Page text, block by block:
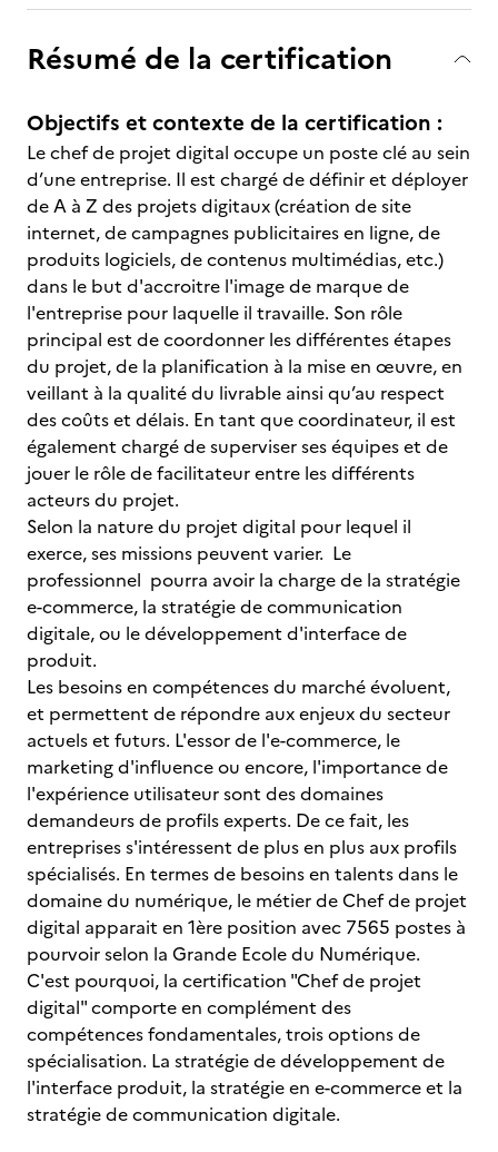
Résumé de la certification
Objectifs et contexte de la certification :
Le chef de projet digital occupe un poste clé au sein
d’une entreprise. Il est chargé de définir et déployer
de A à Z des projets digitaux (création de site
internet, de campagnes publicitaires en ligne, de
produits logiciels, de contenus multimédias, etc.)
dans le but d'accroitre l'image de marque de
l'entreprise pour laquelle il travaille. Son rôle
principal est de coordonner les différentes étapes
du projet, de la planification à la mise en œuvre, en
veillant à la qualité du livrable ainsi qu’au respect
des coûts et délais. En tant que coordinateur, il est
également chargé de superviser ses équipes et de
jouer le rôle de facilitateur entre les différents
acteurs du projet.
Selon la nature du projet digital pour lequel il
exerce, ses missions peuvent varier. Le
professionnel pourra avoir la charge de la stratégie
e-commerce, la stratégie de communication
digitale, ou le développement d'interface de
produit.
Les besoins en compétences du marché évoluent,
et permettent de répondre aux enjeux du secteur
actuels et futurs. L'essor de l'e-commerce, le
marketing d'influence ou encore, l'importance de
l'expérience utilisateur sont des domaines
demandeurs de profils experts. De ce fait, les
entreprises s'intéressent de plus en plus aux profils
spécialisés. En termes de besoins en talents dans le
domaine du numérique, le métier de Chef de projet
digital apparait en 1ère position avec 7565 postes à
pourvoir selon la Grande Ecole du Numérique.
C'est pourquoi, la certification "Chef de projet
digital" comporte en complément des
compétences fondamentales, trois options de
spécialisation. La stratégie de développement de
l'interface produit, la stratégie en e-commerce et la
stratégie de communication digitale.